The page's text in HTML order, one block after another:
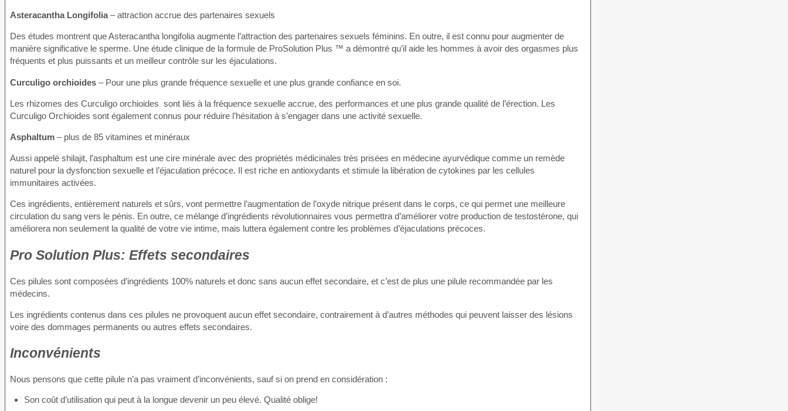
Asteracantha Longifolia– attraction accrue des partenaires sexuels
Des études montrent que Asteracantha longifolia augmente l’attraction des partenaires sexuels féminins. En outre, il est connu pour augmenter de
manière significative le sperme. Une étude clinique de la formule de ProSolution Plus ™ a démontré qu’il aide les hommes à avoir des orgasmes plus
fréquents et plus puissants et un meilleur contrôle sur les éjaculations.
Curculigo orchioides – Pour une plus grande fréquence sexuelle et une plus grande confiance en soi.
Les rhizomes des Curculigo orchioides sont liés à la fréquence sexuelle accrue, des performances et une plus grande qualité de l’érection. Les
Curculigo Orchioides sont également connus pour réduire l’hésitation à s’engager dans une activité sexuelle.
Asphaltum – plus de 85 vitamines et minéraux
Aussi appelé shilajit, l’asphaltum est une cire minérale avec des propriétés médicinales très prisées en médecine ayurvédique comme un remède
naturel pour la dysfonction sexuelle et l’éjaculation précoce. Il est riche en antioxydants et stimule la libération de cytokines par les cellules
immunitaires activées.
Ces ingrédients, entièrement naturels et sûrs, vont permettre l’augmentation de l’oxyde nitrique présent dans le corps, ce qui permet une meilleure
circulation du sang vers le pénis. En outre, ce mélange d’ingrédients révolutionnaires vous permettra d’améliorer votre production de testostérone, qui
améliorera non seulement la qualité de votre vie intime, mais luttera également contre les problèmes d’éjaculations précoces.
Pro Solution Plus: Effets secondaires
Ces pilules sont composées d’ingrédients 100% naturels et donc sans aucun effet secondaire, et c’est de plus une pilule recommandée par les
médecins.
Les ingrédients contenus dans ces pilules ne provoquent aucun effet secondaire, contrairement à d’autres méthodes qui peuvent laisser des lésions
voire des dommages permanents ou autres effets secondaires.
Inconvénients
Nous pensons que cette pilule n’a pas vraiment d’inconvénients, sauf si on prend en considération :
Son coût d’utilisation qui peut à la longue devenir un peu élevé. Qualité oblige!